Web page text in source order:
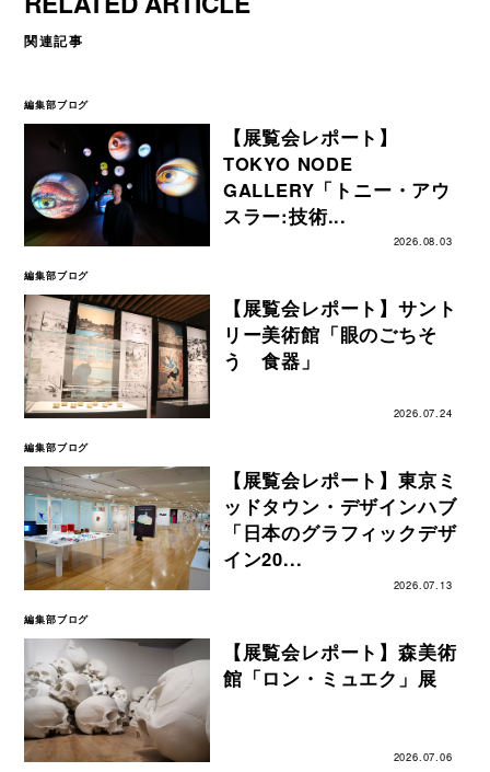
関連記事
編集部ブログ
【展覧会レポート】
TOKYO NODE
GALLERY「トニー・アウ
スラー:技術...
2026.08.03
編集部ブログ
【展覧会レポート】サント
リー美術館「眼のごちそ
う 食器」
2026.07.24
編集部ブログ
【展覧会レポート】東京ミ
ッドタウン・デザインハブ
「日本のグラフィックデザ
イン20...
2026.07.13
編集部ブログ
【展覧会レポート】森美術
館「ロン・ミュエク」展
2026.07.06